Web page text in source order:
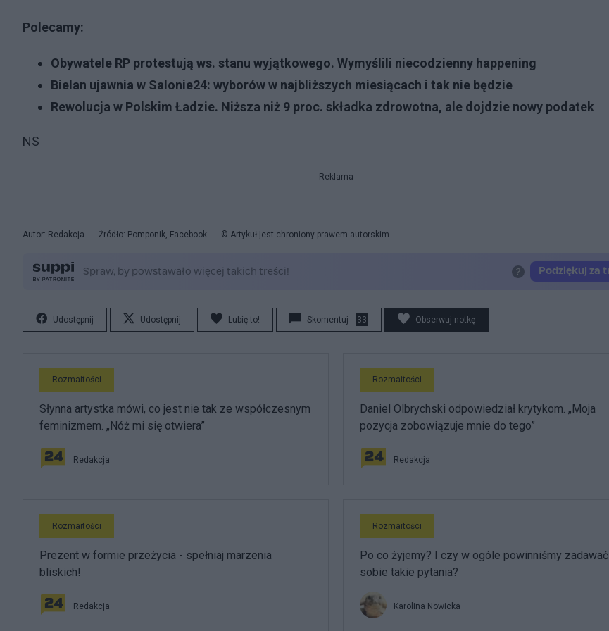
Polecamy:
Obywatele RP protestują ws. stanu wyjątkowego. Wymyślili niecodzienny happening
Bielan ujawnia w Salonie24: wyborów w najbliższych miesiącach i tak nie będzie
Rewolucja w Polskim Ładzie. Niższa niż 9 proc. składka zdrowotna, ale dojdzie nowy podatek
NS
Reklama
Autor: Redakcja Źródło: Pomponik, Facebook © Artykuł jest chroniony prawem autorskim
Udostępnij Udostępnij Lubię to! Skomentuj 33 Obserwuj notkę
Rozmaitości
Słynna artystka mówi, co jest nie tak ze współczesnym
feminizmem. „Nóż mi się otwiera”
Redakcja
Rozmaitości
Daniel Olbrychski odpowiedział krytykom. „Moja
pozycja zobowiązuje mnie do tego”
Redakcja
Rozmaitości
Prezent w formie przeżycia - spełniaj marzenia
bliskich!
Redakcja
Rozmaitości
Po co żyjemy? I czy w ogóle powinniśmy zadawać
sobie takie pytania?
Karolina Nowicka